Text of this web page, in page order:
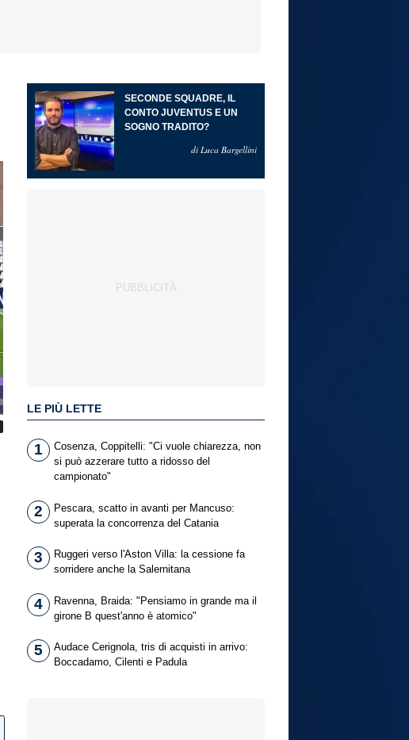
SECONDE SQUADRE, IL
CONTO JUVENTUS E UN
SOGNO TRADITO?
di Luca Bargellini
LE PIÙ LETTE
1
Cosenza, Coppitelli: "Ci vuole chiarezza, non
si può azzerare tutto a ridosso del
campionato"
2
Pescara, scatto in avanti per Mancuso:
superata la concorrenza del Catania
3
Ruggeri verso l'Aston Villa: la cessione fa
sorridere anche la Salernitana
4
Ravenna, Braida: "Pensiamo in grande ma il
girone B quest'anno è atomico"
5
Audace Cerignola, tris di acquisti in arrivo:
Boccadamo, Cilenti e Padula